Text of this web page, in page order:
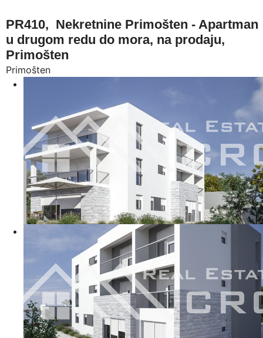
PR410, Nekretnine Primošten - Apartman
u drugom redu do mora, na prodaju,
Primošten
Primošten